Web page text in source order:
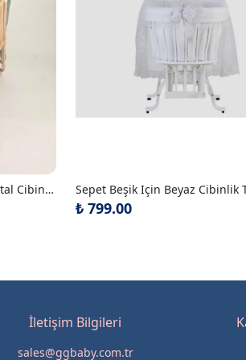
Yeşil Şifon Beşik Cibinliği Ve Metal Cibinlik Askısı
₺ 799.00
İletişim Bilgileri
sales@ggbaby.com.tr